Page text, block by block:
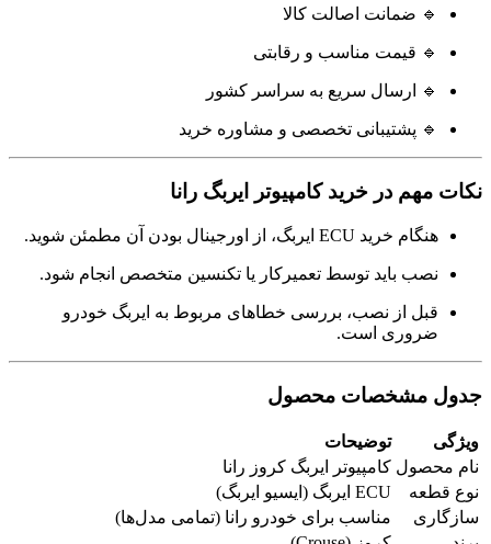
🔹 ضمانت اصالت کالا
🔹 قیمت مناسب و رقابتی
🔹 ارسال سریع به سراسر کشور
🔹 پشتیبانی تخصصی و مشاوره خرید
نکات مهم در خرید کامپیوتر ایربگ رانا
هنگام خرید ECU ایربگ، از اورجینال بودن آن مطمئن شوید.
نصب باید توسط تعمیرکار یا تکنسین متخصص انجام شود.
قبل از نصب، بررسی خطاهای مربوط به ایربگ خودرو
ضروری است.
جدول مشخصات محصول
ویژگی
توضیحات
نام محصول کامپیوتر ایربگ کروز رانا
نوع قطعه
ECU ایربگ (ایسیو ایربگ)
سازگاری
مناسب برای خودرو رانا (تمامی مدل‌ها)